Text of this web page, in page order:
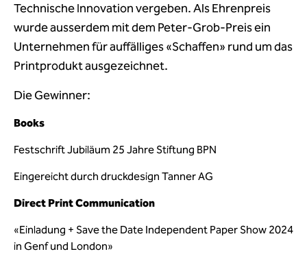
Technische Innovation vergeben. Als Ehrenpreis
wurde ausserdem mit dem Peter-Grob-Preis ein
Unternehmen für auffälliges «Schaffen» rund um das
Printprodukt ausgezeichnet.
Die Gewinner:
Books
Festschrift Jubiläum 25 Jahre Stiftung BPN
Eingereicht durch druckdesign Tanner AG
Direct Print Communication
«Einladung + Save the Date Independent Paper Show 2024
in Genf und London»